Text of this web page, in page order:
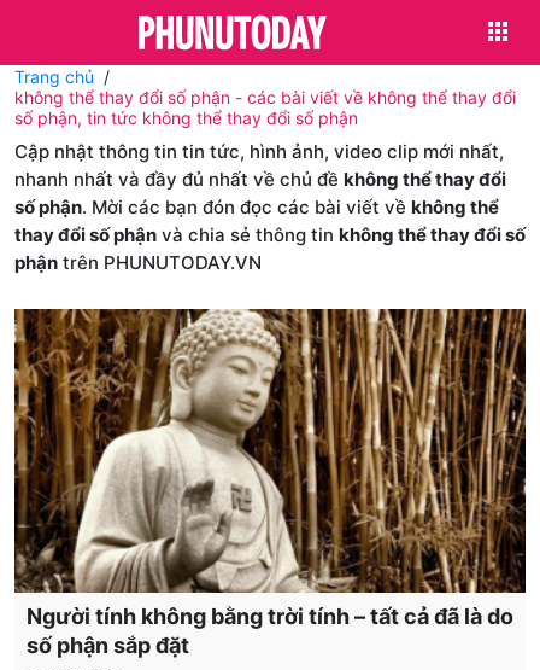
Trang chủ
không thể thay đổi số phận - các bài viết về không thể thay đổi
số phận, tin tức không thể thay đổi số phận
Cập nhật thông tin tin tức, hình ảnh, video clip mới nhất,
nhanh nhất và đầy đủ nhất về chủ đề không thể thay đổi
số phận. Mời các bạn đón đọc các bài viết về không thể
thay đổi số phận và chia sẻ thông tin không thể thay đổi số
phận trên PHUNUTODAY.VN
Người tính không bằng trời tính – tất cả đã là do
số phận sắp đặt